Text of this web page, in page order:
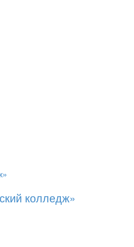
колледж»